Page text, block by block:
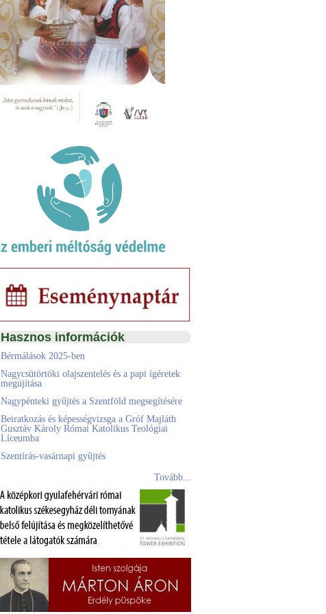
Hasznos információk
Bérmálások 2025-ben
Nagycsütörtöki olajszentelés és a papi ígéretek
megújítása
Nagypénteki gyűjtés a Szentföld megsegítésére
Beiratkozás és képességvizsga a Gróf Majláth
Gusztáv Károly Római Katolikus Teológiai
Líceumba
Szentírás-vasárnapi gyűjtés
Tovább...